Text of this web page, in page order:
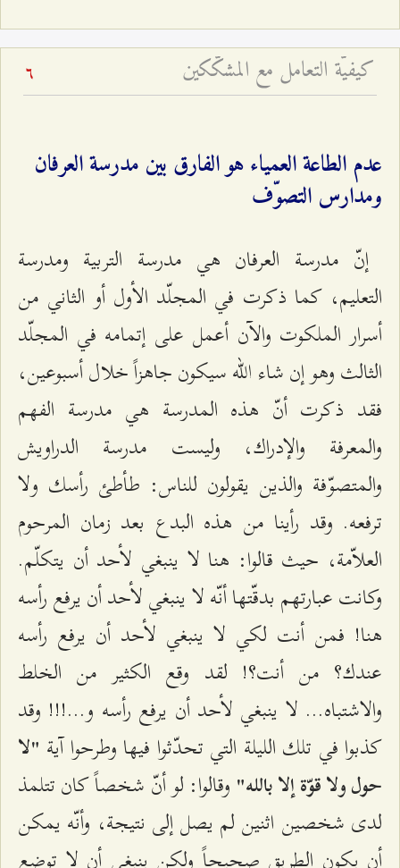
كيفيّة التعامل مع المشكّكين 6
عدم الطاعة العمياء هو الفارق بين مدرسة العرفان
ومدارس التصوّف
إنّ مدرسة العرفان هي مدرسة التربية ومدرسة
التعليم، كما ذكرت في المجلّد الأول أو الثاني من
أسرار الملكوت والآن أعمل على إتمامه في المجلّد
الثالث وهو إن شاء الله سيكون جاهزاً خلال أسبوعين،
فقد ذكرت أنّ هذه المدرسة هي مدرسة الفهم
والمعرفة والإدراك، وليست مدرسة الدراويش
والمتصوّفة والذين يقولون للناس: طأطئ رأسك ولا
ترفعه. وقد رأينا من هذه البدع بعد زمان المرحوم
العلاّمة، حيث قالوا: هنا لا ينبغي لأحد أن يتكلّم.
وكانت عبارتهم بدقّتها أنّه لا ينبغي لأحد أن يرفع رأسه
هنا! فمن أنت لكي لا ينبغي لأحد أن يرفع رأسه
عندك؟ من أنت؟! لقد وقع الكثير من الخلط
والاشتباه... لا ينبغي لأحد أن يرفع رأسه و...!!! وقد
كذبوا في تلك الليلة التي تحدّثوا فيها وطرحوا آية "لا
حول ولا قوّة إلا بالله" وقالوا: لو أنّ شخصاً كان تتلمذ
لدى شخصين اثنين لم يصل إلى نتيجة، وأنّه يمكن
أن يكون الطريق صحيحاً ولكن ينبغي أن لا توضع